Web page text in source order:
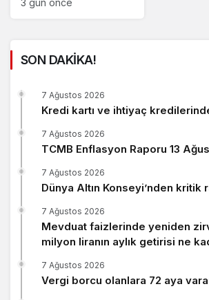
3 gün önce
SON DAKİKA!
Kredi kartı ve ihtiyaç
7 Ağustos 2026
TCMB Enflasyon Raporu 13
7 Ağustos 2026
Dünya Altın Konseyi’nden kritik
7 Ağustos 2026
Mevduat faizlerinde yeniden
milyon liranın aylık getirisi ne
7 Ağustos 2026
Vergi borcu olanlara 72 aya
7 Ağustos 2026